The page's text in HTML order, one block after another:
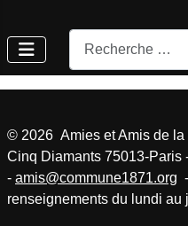
Rechercher
© 2026 Amies et Amis de
Cinq Diamants 75013-Paris
- amis@commune1871.org
renseignements du lundi au